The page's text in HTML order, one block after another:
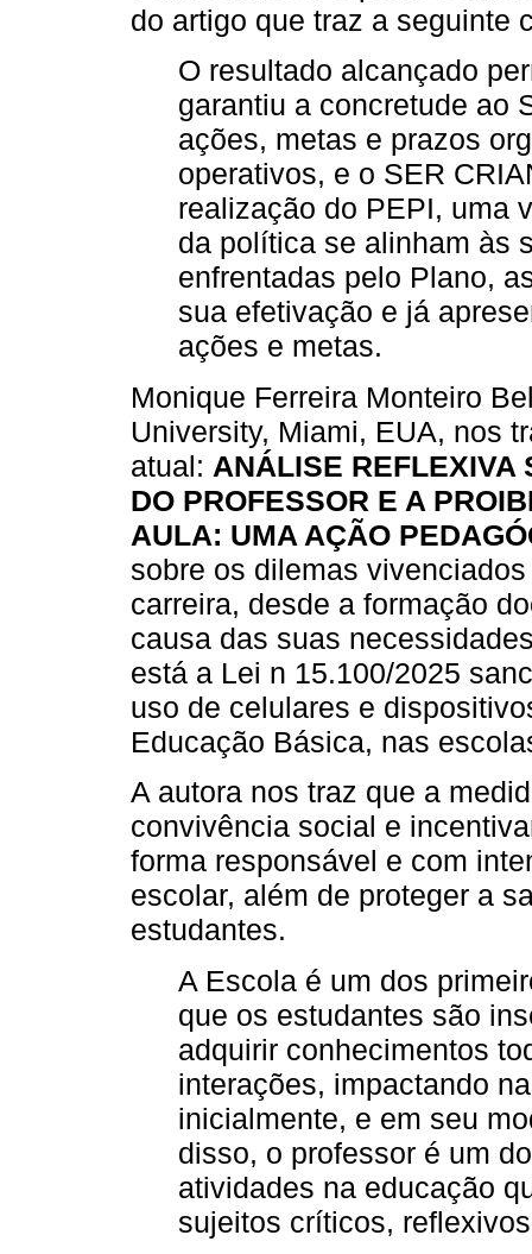
do artigo que traz a seguinte
O resultado alcançado
garantiu a concretude ao
ações, metas e prazos
operativos, e o SER
realização do PEPI, uma
da política se alinham às
enfrentadas pelo Plano,
sua efetivação e já
ações e metas.
Monique Ferreira Monteiro
University, Miami, EUA, nos
atual: ANÁLISE REFLEXIVA
DO PROFESSOR E A
AULA: UMA AÇÃO
sobre os dilemas
carreira, desde a formação
causa das suas
está a Lei n 15.100/2025
uso de celulares e
Educação Básica, nas
A autora nos traz que a
convivência social e
forma responsável e com
escolar, além de proteger a
estudantes.
A Escola é um dos
que os estudantes são
adquirir conhecimentos
interações, impactando
inicialmente, e em seu
disso, o professor é um
atividades na educação
sujeitos críticos,